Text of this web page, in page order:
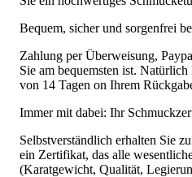
Bequem, sicher und sorgenfrei
Zahlung per Überweisung,
Sie am bequemsten ist.
von 14 Tagen on Ihrem
Immer mit dabei: Ihr
Selbstverständlich erhalten Sie
ein Zertifikat, das alle
(Karatgewicht, Qualität,